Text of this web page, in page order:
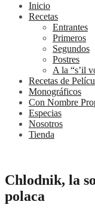
Inicio
Recetas
Entrantes
Primeros
Segundos
Postres
A la “s’il
Recetas de
Monográficos
Con Nombre
Especias
Nosotros
Tienda
Chlodnik, la
polaca